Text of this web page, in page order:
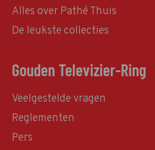
Alles over Pathé Thuis
De leukste collecties
Gouden Televizier-Ring
Veelgestelde vragen
Reglementen
Pers